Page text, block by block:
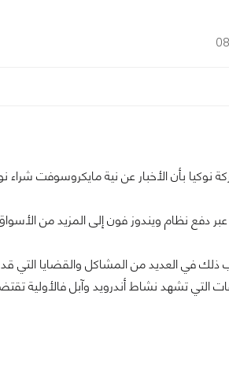
نوكيا بأن الأخبار عن نية مايكروسوفت شراء
دفع نظام ويندوز فون إلى المزيد من
في العديد من المشاكل والقضايا التي
التي تشهد نشاط أندرويد وآبل فالأولية